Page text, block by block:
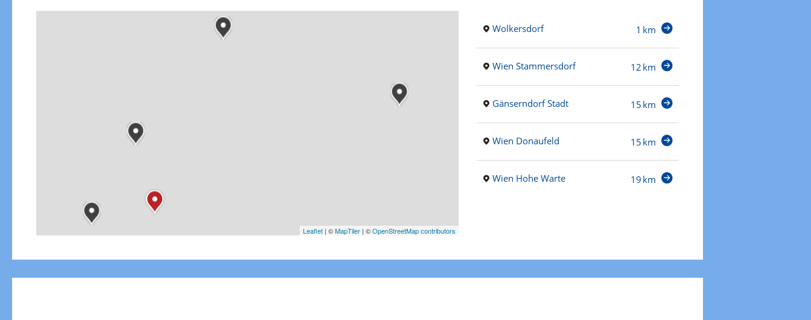
Leaflet| ©MapTiler| ©OpenStreetMap contributors
Wolkersdorf 1 km
Wien Stammersdorf 12 km
Gänserndorf Stadt 15 km
Wien Donaufeld 15 km
Wien Hohe Warte 19 km